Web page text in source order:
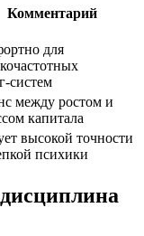
Комментарий
для
между ростом и
капитала
высокой точности
психики